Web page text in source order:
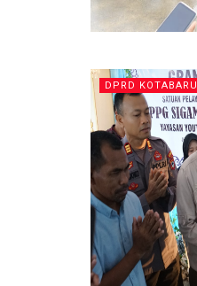
DPRD KOTABARU